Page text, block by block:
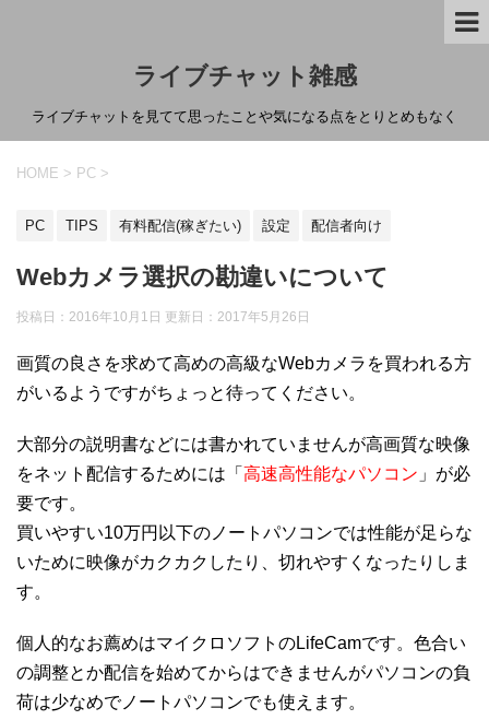
ライブチャット雑感
ライブチャットを見てて思ったことや気になる点をとりとめもなく
HOME > PC >
PC TIPS 有料配信(稼ぎたい) 設定 配信者向け
Webカメラ選択の勘違いについて
投稿日：2016年10月1日 更新日： 2017年5月26日
画質の良さを求めて高めの高級なWebカメラを買われる方
がいるようですがちょっと待ってください。
大部分の説明書などには書かれていませんが高画質な映像
をネット配信するためには「 高速高性能なパソコン 」が必
要です。
買いやすい10万円以下のノートパソコンでは性能が足らな
いために映像がカクカクしたり、切れやすくなったりしま
す。
個人的なお薦めはマイクロソフトのLifeCamです。色合い
の調整とか配信を始めてからはできませんがパソコンの負
荷は少なめでノートパソコンでも使えます。